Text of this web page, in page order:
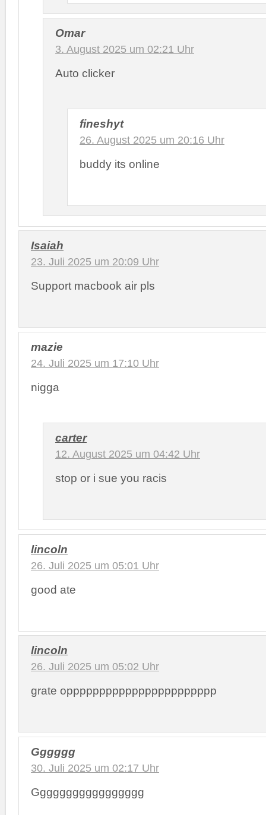
Omar
3. August 2025 um 02:21 Uhr
Auto clicker
fineshyt
26. August 2025 um 20:16 Uhr
buddy its online
Isaiah
23. Juli 2025 um 20:09 Uhr
Support macbook air pls
mazie
24. Juli 2025 um 17:10 Uhr
nigga
carter
12. August 2025 um 04:42 Uhr
stop or i sue you racis
lincoln
26. Juli 2025 um 05:01 Uhr
good ate
lincoln
26. Juli 2025 um 05:02 Uhr
grate oppppppppppppppppppppppp
Gggggg
30. Juli 2025 um 02:17 Uhr
Ggggggggggggggggg